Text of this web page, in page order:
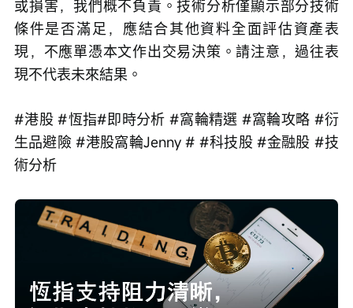
或損害，我們概不負責。技術分析僅顯示部分技術
條件是否滿足，應結合其他資料全面評估資產表
現，不應單憑本文作出交易決策。請注意，過往表
現不代表未來結果。
#港股 #恆指#即時分析 #窩輪精選 #窩輪攻略 #衍
生品避險 #港股窩輪Jenny # #科技股 #金融股 #技
術分析